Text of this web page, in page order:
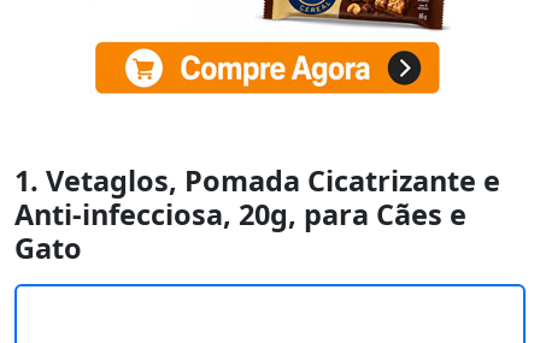
1. Vetaglos, Pomada Cicatrizante e
Anti-infecciosa, 20g, para Cães e
Gato